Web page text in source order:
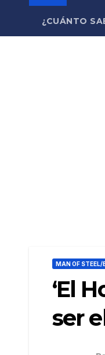
¿CUÁNTO
MAN OF STEEL/
‘El
ser